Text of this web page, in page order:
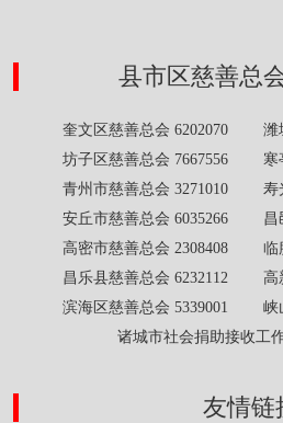
县市区慈善总
奎文区慈善总会 6202070 潍
坊子区慈善总会 7667556 寒
青州市慈善总会 3271010 寿
安丘市慈善总会 6035266 昌
高密市慈善总会 2308408 临
昌乐县慈善总会 6232112 高
滨海区慈善总会 5339001 峡
诸城市社会捐助接收工
友情链